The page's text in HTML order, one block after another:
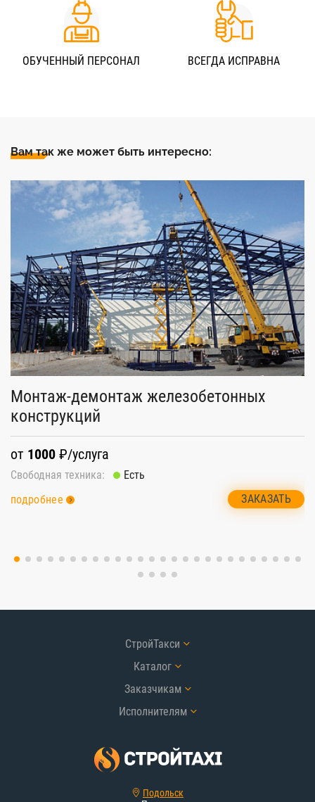
ОБУЧЕННЫЙ ПЕРСОНАЛ ВСЕГДА ИСПРАВНА
Вам так же может быть интересно:
Монтаж-демонтаж железобетонных
конструкций
от 1000 ₽/услуга
Свободная техника:
Есть
подробнее
ЗАКАЗАТЬ
СтройТакси
Каталог
Заказчикам
Исполнителям
Подольск